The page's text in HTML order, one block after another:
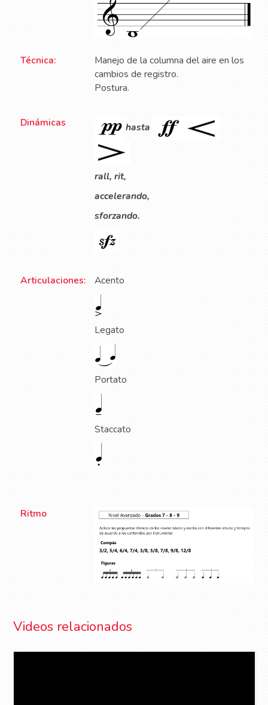
Técnica:
Manejo de la columna del aire en los
cambios de registro.
Postura.
Dinámicas hasta
rall, rit,
accelerando,
sforzando.
Articulaciones: Acento
Legato
Portato
Staccato
Ritmo
Videos relacionados